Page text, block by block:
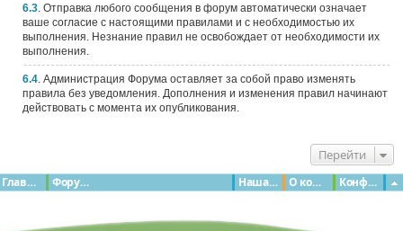
6.3 . Отправка любого сообщения в форум автоматически означает
ваше согласие с настоящими правилами и с необходимостью их
выполнения. Hезнание правил не освобождает от необходимости их
выполнения.
6.4. Администрация Форума оставляет за собой право изменять
правила без уведомления. Дополнения и изменения правил начинают
действовать с момента их опубликования.
Перейти
Главная Форумы Конфиденциальность
О команде
Наша команда